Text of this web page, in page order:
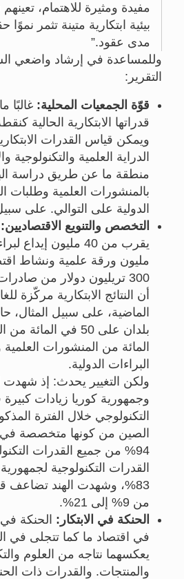
مفيدة ومثيرة للاهتمام،
بيئية ابتكارية متينة تثمر نموًا
مدى عقود.
وللمساعدة في إرشاد واضعي
التقرير:
قوّة الجمعيات المحلية: غالبًا
قدراتها الابتكارية الحالية
ويمكن قياس القدرات
الدراية العلمية والتكنولوجية
منطقة ما عن طريق دراسة
بالمنشورات العلمية وطلبات
الدولية على التوالي. على
التخصص والتنويع الاقتصاديين:
مليون ورقة علمية ونشاط
300 تريليون دولار من
الماضية، على سبيل المثال،
البراءات الدولية.
ولكن التغيير يحدث: إذ شهدت
وجمهورية كوريا زيادات كبيرة
التكنولوجي خلال الفترة
94% من جميع القدرات
83%، وشهدت الهند تضاعف
من 9% إلى 21%.
الحنكة في الابتكار: الحنكة
في اقتصاد ما كما تتجلى في
يعكسهما نتاجه من العلوم
والمنتجات. والقدرات ذات